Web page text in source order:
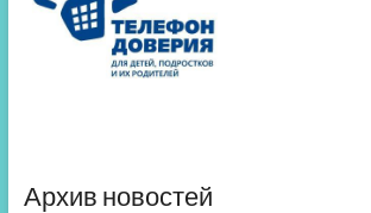
Архив новостей